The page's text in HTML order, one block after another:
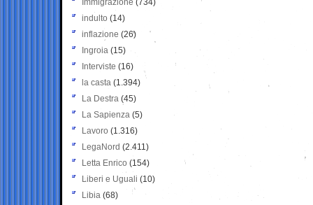
Immigrazione (734)
indulto (14)
inflazione (26)
Ingroia (15)
Interviste (16)
la casta (1.394)
La Destra (45)
La Sapienza (5)
Lavoro (1.316)
LegaNord (2.411)
Letta Enrico (154)
Liberi e Uguali (10)
Libia (68)